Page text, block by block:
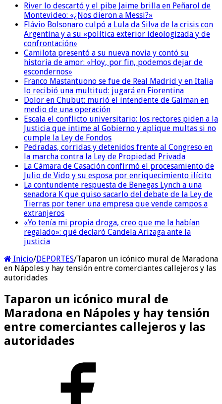
River lo descartó y el pibe Jaime brilla en Peñarol de
Montevideo: «¿Nos dieron a Messi?»
Flávio Bolsonaro culpó a Lula da Silva de la crisis con
Argentina y a su «política exterior ideologizada y de
confrontación»
Camilota presentó a su nueva novia y contó su
historia de amor: «Hoy, por fin, podemos dejar de
escondernos»
Franco Mastantuono se fue de Real Madrid y en Italia
lo recibió una multitud: jugará en Fiorentina
Dolor en Chubut: murió el intendente de Gaiman en
medio de una operación
Escala el conflicto universitario: los rectores piden a la
Justicia que intime al Gobierno y aplique multas si no
cumple la Ley de Fondos
Pedradas, corridas y detenidos frente al Congreso en
la marcha contra la Ley de Propiedad Privada
La Cámara de Casación confirmó el procesamiento de
Julio de Vido y su esposa por enriquecimiento ilícito
La contundente respuesta de Benegas Lynch a una
senadora K que quiso sacarlo del debate de la Ley de
Tierras por tener una empresa que vende campos a
extranjeros
«Yo tenía mi propia droga, creo que me la habían
regalado»: qué declaró Candela Arizaga ante la
justicia
Inicio/DEPORTES/Taparon un icónico mural de Maradona
en Nápoles y hay tensión entre comerciantes callejeros y las
autoridades
Taparon un icónico mural de
Maradona en Nápoles y hay tensión
entre comerciantes callejeros y las
autoridades